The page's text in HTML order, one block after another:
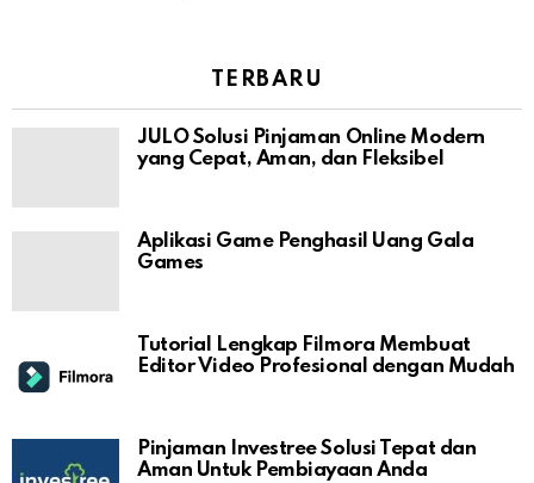
TERBARU
JULO Solusi Pinjaman Online Modern
yang Cepat, Aman, dan Fleksibel
Aplikasi Game Penghasil Uang Gala
Games
Tutorial Lengkap Filmora Membuat
Editor Video Profesional dengan Mudah
Pinjaman Investree Solusi Tepat dan
Aman Untuk Pembiayaan Anda